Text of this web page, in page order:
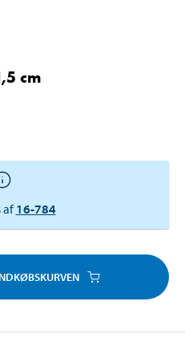
cm
af 16-784